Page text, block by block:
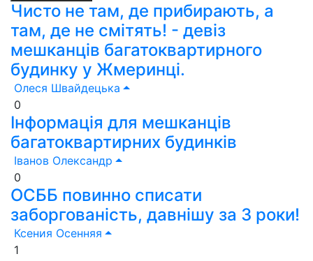
Чисто не там, де прибирають, а
там, де не смітять! - девіз
мешканців багатоквартирного
будинку у Жмеринці.
Олеся Швайдецька
0
Інформація для мешканців
багатоквартирних будинків
Іванов Олександр
0
ОСББ повинно списати
заборгованість, давнішу за 3 роки!
Ксения Осенняя
1